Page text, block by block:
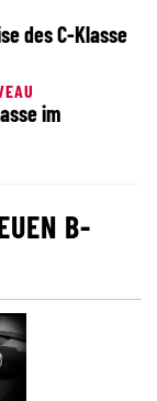
des C-Klasse
im
B-